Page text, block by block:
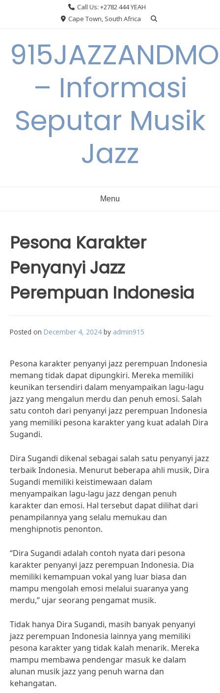
Call Us: +2782 444 YEAH
Cape Town, South Africa
– Informasi
Seputar Musik
Jazz
Menu
Pesona Karakter
Penyanyi Jazz
Perempuan Indonesia
Posted on December 4, 2024 by admin915
Pesona karakter penyanyi jazz perempuan Indonesia
memang tidak dapat dipungkiri. Mereka memiliki
keunikan tersendiri dalam menyampaikan lagu-lagu
jazz yang mengalun merdu dan penuh emosi. Salah
satu contoh dari penyanyi jazz perempuan Indonesia
yang memiliki pesona karakter yang kuat adalah Dira
Sugandi.
Dira Sugandi dikenal sebagai salah satu penyanyi jazz
terbaik Indonesia. Menurut beberapa ahli musik, Dira
Sugandi memiliki keistimewaan dalam
menyampaikan lagu-lagu jazz dengan penuh
karakter dan emosi. Hal tersebut dapat dilihat dari
penampilannya yang selalu memukau dan
menghipnotis penonton.
“Dira Sugandi adalah contoh nyata dari pesona
karakter penyanyi jazz perempuan Indonesia. Dia
memiliki kemampuan vokal yang luar biasa dan
mampu mengolah emosi melalui suaranya yang
merdu,” ujar seorang pengamat musik.
Tidak hanya Dira Sugandi, masih banyak penyanyi
jazz perempuan Indonesia lainnya yang memiliki
pesona karakter yang tidak kalah menarik. Mereka
mampu membawa pendengar masuk ke dalam
alunan musik jazz yang penuh warna dan
kehangatan.